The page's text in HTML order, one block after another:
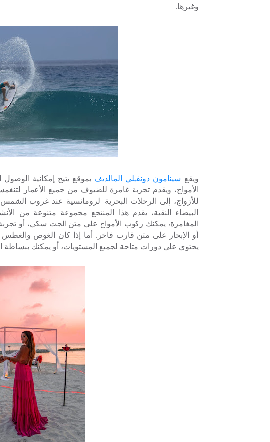
وغيرها.
ويقع سينامون دونفيلي المالديف بموقع يتيح إمكانية
الأمواج، ويقدم تجربة غامرة للضيوف من جميع الأعمار
للأزواج، إلى الرحلات البحرية الرومانسية عند غروب
البيضاء النقية، يقدم هذا المنتجع مجموعة متنوعة من
المغامرة، يمكنك ركوب الأمواج على متن الجت سكي، أو تجربة
أو الإبحار على متن قارب فاخر. أما إذا كان الغوص
يحتوي على دورات متاحة لجميع المستويات، أو يمكنك